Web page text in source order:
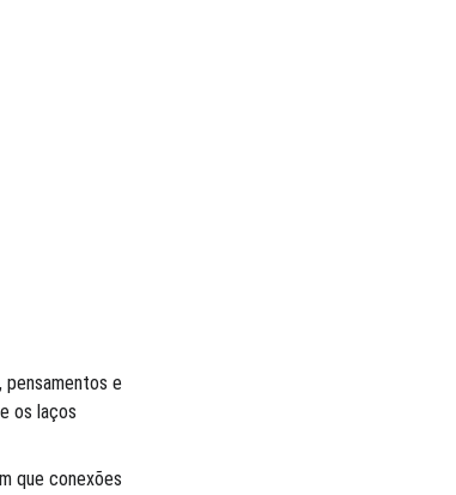
e
os laços
que conexões